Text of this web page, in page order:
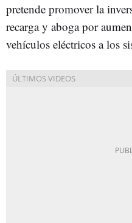
pretende promover la
recarga y aboga por
vehículos eléctricos a los